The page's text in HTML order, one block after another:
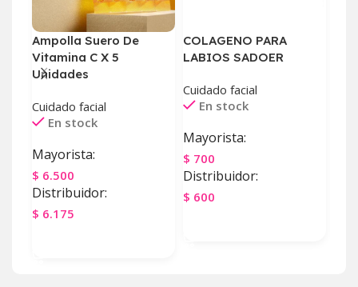
Ampolla Suero De
Vitamina C X 5
Unidades
Cuidado facial
En stock
Mayorista:
$ 6.500
Distribuidor:
$ 6.175
COLAGENO PARA
LABIOS SADOER
Cuidado facial
En stock
Mayorista:
$ 700
Distribuidor:
$ 600